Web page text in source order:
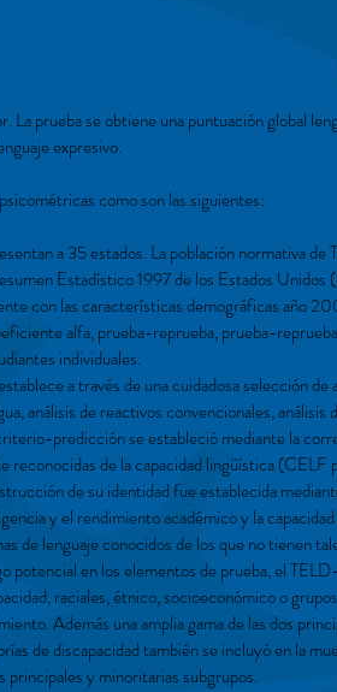
prueba se obtiene una puntuación global
expresivo.
como son las siguientes:
a 35 estados. La población normativa
Estadístico 1997 de los Estados
con las características demográficas año
alfa, prueba-reprueba, prueba-
individuales.
a través de una cuidadosa selección
análisis de reactivos convencionales, análisis
predicción se estableció mediante la
reconocidas de la capacidad lingüística
de su identidad fue establecida
y el rendimiento académico y la
de lenguaje conocidos de los que no tienen
potencial en los elementos de prueba, el
raciales, étnico, socioeconómico o
Además una amplia gama de las dos
de discapacidad también se incluyó en la
y minoritarias subgrupos.